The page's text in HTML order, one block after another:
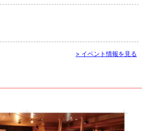
> イベント情報を見る